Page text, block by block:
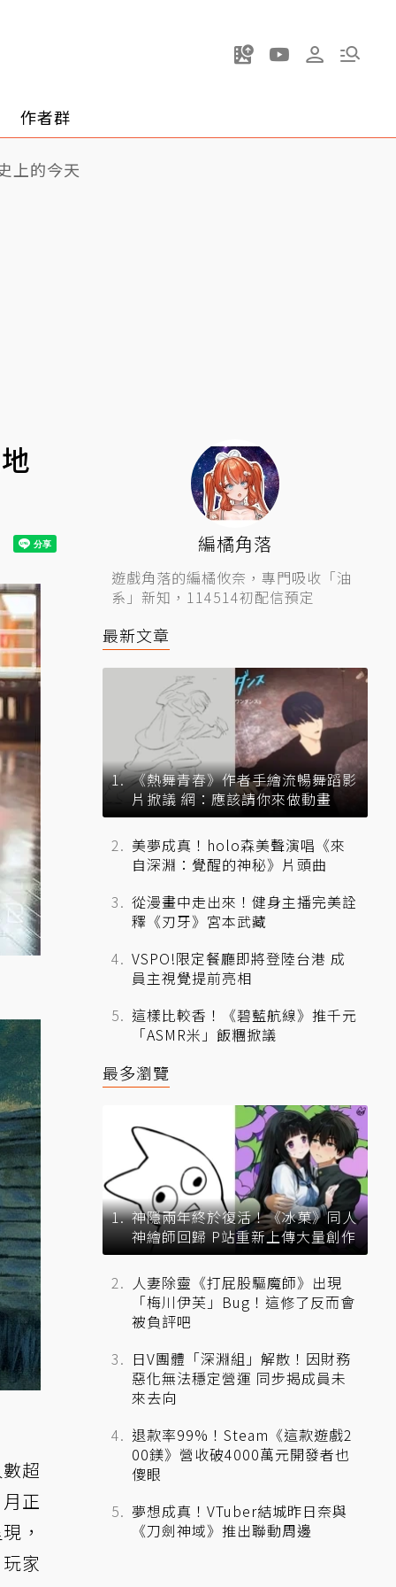
作者群
上的今天
超
正
，
家
編橘角落
遊戲角落的編橘攸奈，專門吸收「油
系」新知，114514初配信預定
最新文章
《熱舞青春》作者手繪流暢舞蹈影
片掀議 網：應該請你來做動畫
美夢成真！holo森美聲演唱《來
自深淵：覺醒的神秘》片頭曲
從漫畫中走出來！健身主播完美詮
釋《刃牙》宮本武藏
VSPO!限定餐廳即將登陸台港 成
員主視覺提前亮相
這樣比較香！《碧藍航線》推千元
「ASMR米」飯糰掀議
最多瀏覽
神隱兩年終於復活！《冰菓》同人
神繪師回歸 P站重新上傳大量創作
人妻除靈《打屁股驅魔師》出現
「梅川伊芙」Bug！這修了反而會
被負評吧
日V團體「深淵組」解散！因財務
惡化無法穩定營運 同步揭成員未
來去向
退款率99%！Steam《這款遊戲2
00鎂》營收破4000萬元開發者也
傻眼
夢想成真！VTuber結城昨日奈與
《刀劍神域》推出聯動周邊